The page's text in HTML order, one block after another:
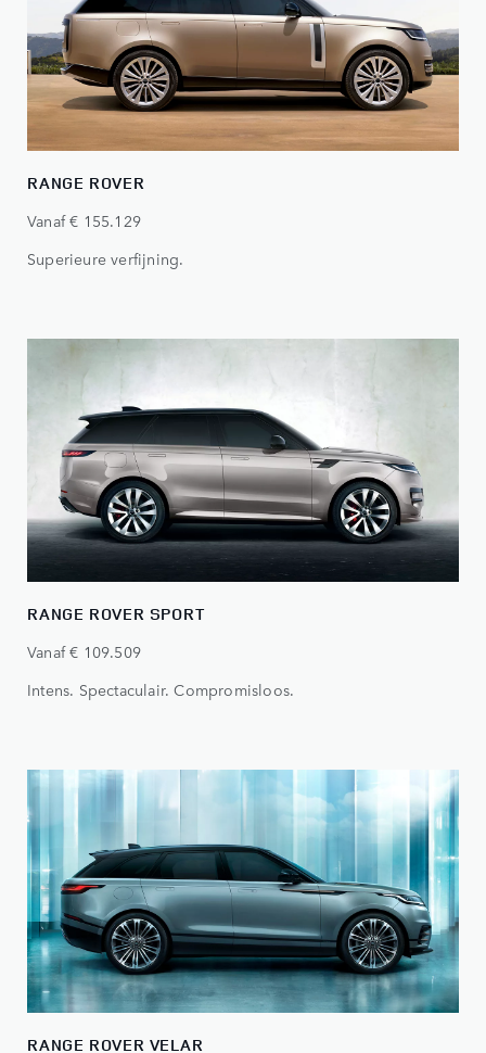
RANGE ROVER
Vanaf € 155.129
Superieure verfijning.
RANGE ROVER SPORT
Vanaf € 109.509
Intens. Spectaculair. Compromisloos.
RANGE ROVER VELAR